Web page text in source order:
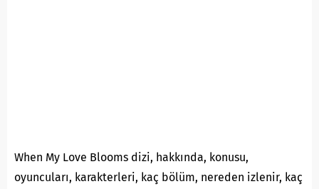
When My Love Blooms dizi, hakkında, konusu,
oyuncuları, karakterleri, kaç bölüm, nereden izlenir, kaç